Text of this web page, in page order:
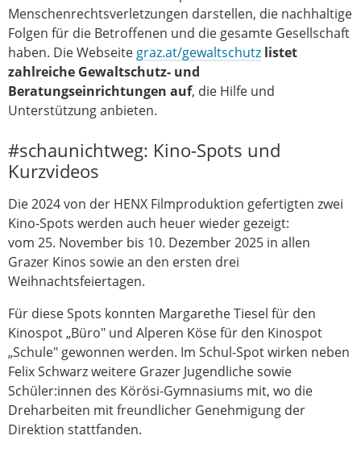
Menschenrechtsverletzungen darstellen, die nachhaltige
Folgen für die Betroffenen und die gesamte Gesellschaft
haben. Die Webseite graz.at/gewaltschutz listet
zahlreiche Gewaltschutz- und
Beratungseinrichtungen auf, die Hilfe und
Unterstützung anbieten.
#schaunichtweg: Kino-Spots und
Kurzvideos
Die 2024 von der HENX Filmproduktion gefertigten zwei
Kino-Spots werden auch heuer wieder gezeigt:
vom 25. November bis 10. Dezember 2025 in allen
Grazer Kinos sowie an den ersten drei
Weihnachtsfeiertagen.
Für diese Spots konnten Margarethe Tiesel für den
Kinospot „Büro" und Alperen Köse für den Kinospot
„Schule" gewonnen werden. Im Schul-Spot wirken neben
Felix Schwarz weitere Grazer Jugendliche sowie
Schüler:innen des Körösi-Gymnasiums mit, wo die
Dreharbeiten mit freundlicher Genehmigung der
Direktion stattfanden.